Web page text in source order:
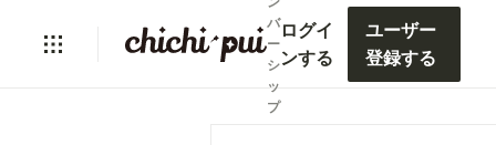
バ
ー
シ
ッ
プ
ログイ
ンする
ユーザー
登録する